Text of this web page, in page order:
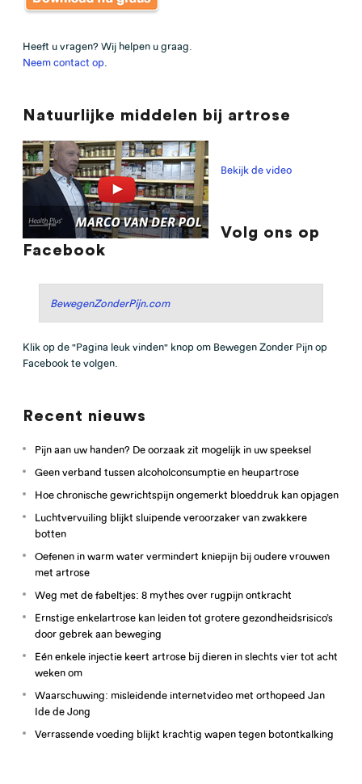
Heeft u vragen? Wij helpen u graag.
Neem contact op
Natuurlijke middelen bij artrose
Bekijk de video
Volg ons op
Facebook
BewegenZonderPijn.com
Klik op de "Pagina leuk vinden" knop om Bewegen Zonder Pijn op
Facebook te volgen.
Recent nieuws
Pijn aan uw handen? De oorzaak zit mogelijk in uw speeksel
Geen verband tussen alcoholconsumptie en heupartrose
Hoe chronische gewrichtspijn ongemerkt bloeddruk kan opjagen
Luchtvervuiling blijkt sluipende veroorzaker van zwakkere
botten
Oefenen in warm water vermindert kniepijn bij oudere vrouwen
met artrose
Weg met de fabeltjes: 8 mythes over rugpijn ontkracht
Ernstige enkelartrose kan leiden tot grotere gezondheidsrisico’s
door gebrek aan beweging
Eén enkele injectie keert artrose bij dieren in slechts vier tot acht
weken om
Waarschuwing: misleidende internetvideo met orthopeed Jan
Ide de Jong
Verrassende voeding blijkt krachtig wapen tegen botontkalking